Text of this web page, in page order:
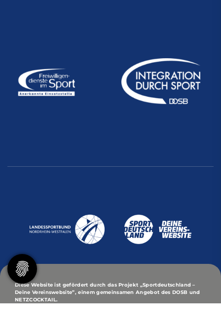
Diese Website ist gefördert durch das Projekt „Sportdeutschland –
Deine Vereinswebsite”, einem gemeinsamen Angebot des DOSB und
NETZCOCKTAIL.